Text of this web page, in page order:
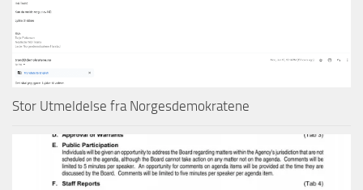
Stor Utmeldelse fra Norgesdemokratene